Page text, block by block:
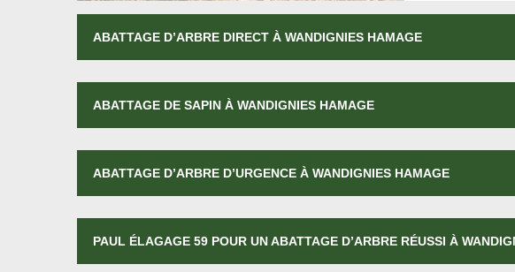
ABATTAGE D’ARBRE DIRECT À WANDIGNIES HAMAGE
ABATTAGE DE SAPIN À WANDIGNIES HAMAGE
ABATTAGE D’ARBRE D’URGENCE À WANDIGNIES HAMAGE
PAUL ÉLAGAGE 59 POUR UN ABATTAGE D’ARBRE RÉUSSI À